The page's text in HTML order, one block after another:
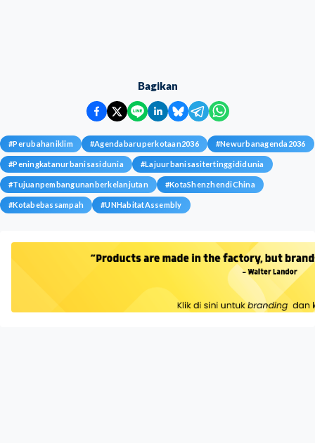
Bagikan
#Perubahaniklim #Agendabaruperkotaan2036 #Newurbanagenda2036
#Peningkatanurbanisasidunia #Lajuurbanisasitertinggididunia
#Tujuanpembangunanberkelanjutan #KotaShenzhendiChina
#Kotabebassampah #UNHabitatAssembly